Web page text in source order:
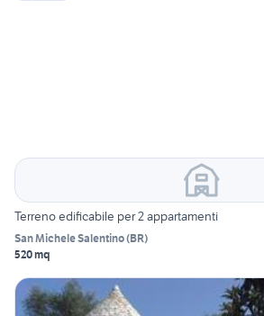
Terreno edificabile per 2 appartamenti
San Michele Salentino(BR)
520 mq